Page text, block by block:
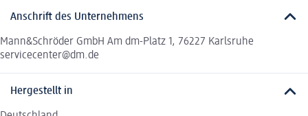
Anschrift des Unternehmens
Mann&Schröder GmbH Am dm-Platz 1, 76227 Karlsruhe
servicecenter@dm.de
Hergestellt in